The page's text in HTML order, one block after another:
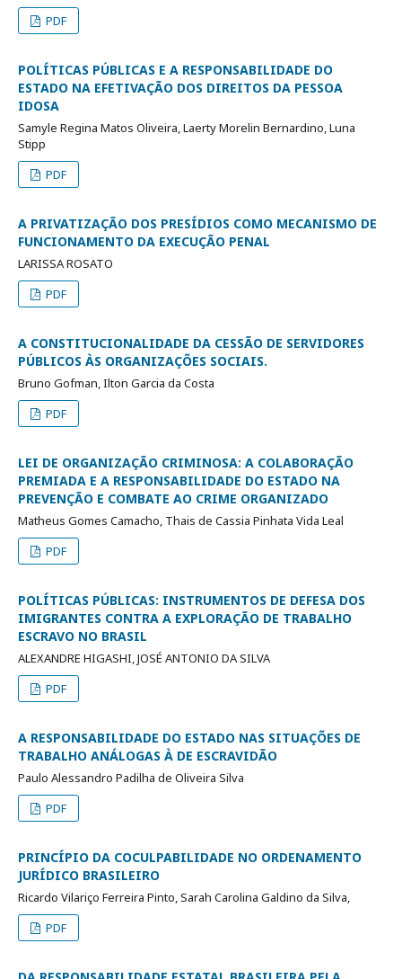
PDF
POLÍTICAS PÚBLICAS E A RESPONSABILIDADE DO
ESTADO NA EFETIVAÇÃO DOS DIREITOS DA PESSOA
IDOSA
Samyle Regina Matos Oliveira, Laerty Morelin Bernardino, Luna
Stipp
PDF
A PRIVATIZAÇÃO DOS PRESÍDIOS COMO MECANISMO DE
FUNCIONAMENTO DA EXECUÇÃO PENAL
LARISSA ROSATO
PDF
A CONSTITUCIONALIDADE DA CESSÃO DE SERVIDORES
PÚBLICOS ÀS ORGANIZAÇÕES SOCIAIS.
Bruno Gofman, Ilton Garcia da Costa
PDF
LEI DE ORGANIZAÇÃO CRIMINOSA: A COLABORAÇÃO
PREMIADA E A RESPONSABILIDADE DO ESTADO NA
PREVENÇÃO E COMBATE AO CRIME ORGANIZADO
Matheus Gomes Camacho, Thais de Cassia Pinhata Vida Leal
PDF
POLÍTICAS PÚBLICAS: INSTRUMENTOS DE DEFESA DOS
IMIGRANTES CONTRA A EXPLORAÇÃO DE TRABALHO
ESCRAVO NO BRASIL
ALEXANDRE HIGASHI, JOSÉ ANTONIO DA SILVA
PDF
A RESPONSABILIDADE DO ESTADO NAS SITUAÇÕES DE
TRABALHO ANÁLOGAS À DE ESCRAVIDÃO
Paulo Alessandro Padilha de Oliveira Silva
PDF
PRINCÍPIO DA COCULPABILIDADE NO ORDENAMENTO
JURÍDICO BRASILEIRO
Ricardo Vilariço Ferreira Pinto, Sarah Carolina Galdino da Silva,
PDF